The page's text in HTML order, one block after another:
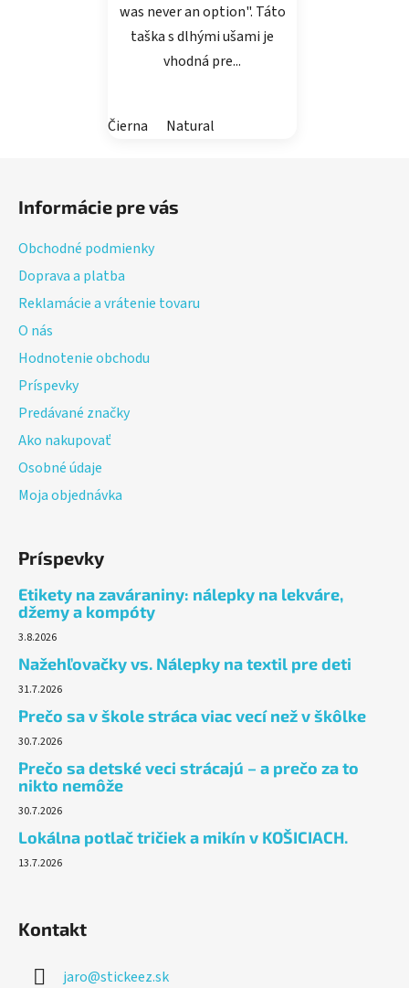
was never an option". Táto
taška s dlhými ušami je
vhodná pre...
Čierna Natural
Informácie pre vás
Obchodné podmienky
Doprava a platba
Reklamácie a vrátenie tovaru
O nás
Hodnotenie obchodu
Príspevky
Predávané značky
Ako nakupovať
Osobné údaje
Moja objednávka
Príspevky
Etikety na zaváraniny: nálepky na lekváre,
džemy a kompóty
3.8.2026
Nažehľovačky vs. Nálepky na textil pre deti
31.7.2026
Prečo sa v škole stráca viac vecí než v škôlke
30.7.2026
Prečo sa detské veci strácajú – a prečo za to
nikto nemôže
30.7.2026
Lokálna potlač tričiek a mikín v KOŠICIACH.
13.7.2026
Kontakt
jaro@stickeez.sk